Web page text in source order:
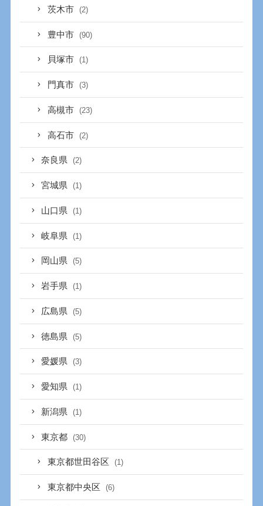
茨木市 (2)
豊中市 (90)
貝塚市 (1)
門真市 (3)
高槻市 (23)
高石市 (2)
奈良県 (2)
宮城県 (1)
山口県 (1)
岐阜県 (1)
岡山県 (5)
岩手県 (1)
広島県 (5)
徳島県 (5)
愛媛県 (3)
愛知県 (1)
新潟県 (1)
東京都 (30)
東京都世田谷区 (1)
東京都中央区 (6)